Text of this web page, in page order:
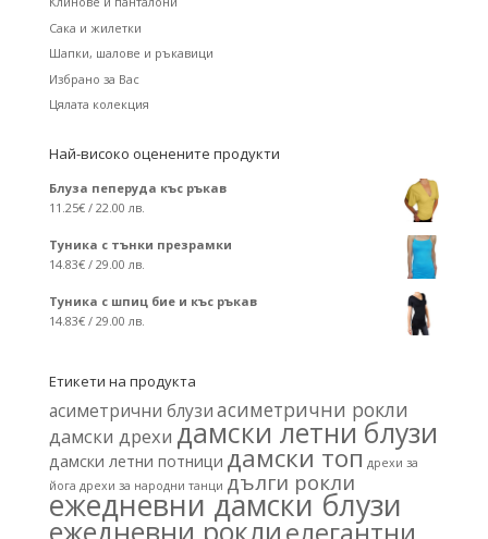
Сака и жилетки
Шапки, шалове и ръкавици
Избрано за Вас
Цялата колекция
Най-високо оценените продукти
Блуза пеперуда къс ръкав
11.25€/ 22.00 лв.
Туника с тънки презрамки
14.83€/ 29.00 лв.
Туника с шпиц бие и къс ръкав
14.83€/ 29.00 лв.
Етикети на продукта
асиметрични блузиасиметрични рокли
дамски дрехи дамски летни блузи
дамски летни потници дамски топ дрехи за
йога дрехи за народни танци дълги рокли
ежедневни дамски блузи